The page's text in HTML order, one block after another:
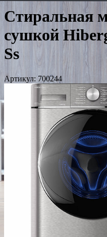
Стиральная
сушкой
Ss
Артикул: 700244